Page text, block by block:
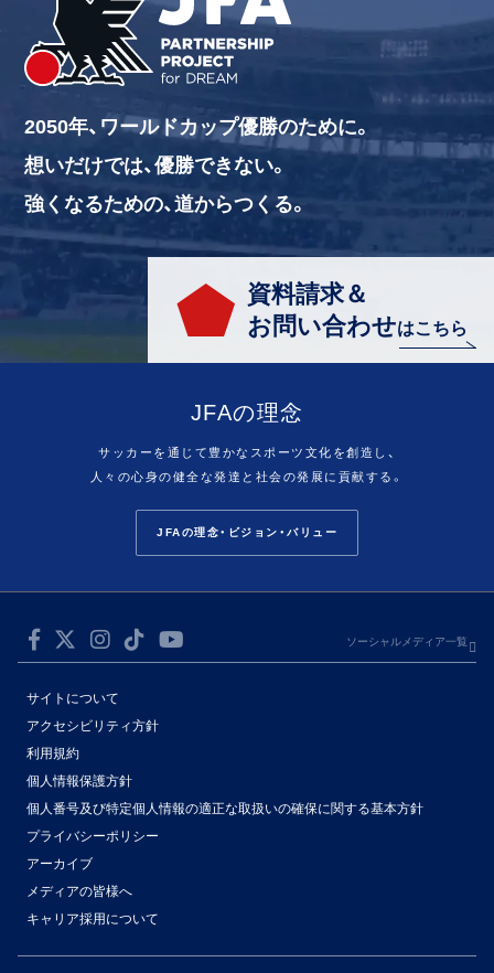
2050年、ワールドカップ優勝のために。
想いだけでは、優勝できない。
強くなるための、道からつくる。
資料請求＆
お問い合わせはこちら
JFAの理念
サッカーを通じて豊かなスポーツ文化を創造し、
人々の心身の健全な発達と社会の発展に貢献する。
JFAの理念・ビジョン・バリュー
ソーシャルメディア一覧
サイトについて
アクセシビリティ方針
利用規約
個人情報保護方針
個人番号及び特定個人情報の適正な取扱いの確保に関する基本方針
プライバシーポリシー
アーカイブ
メディアの皆様へ
キャリア採用について